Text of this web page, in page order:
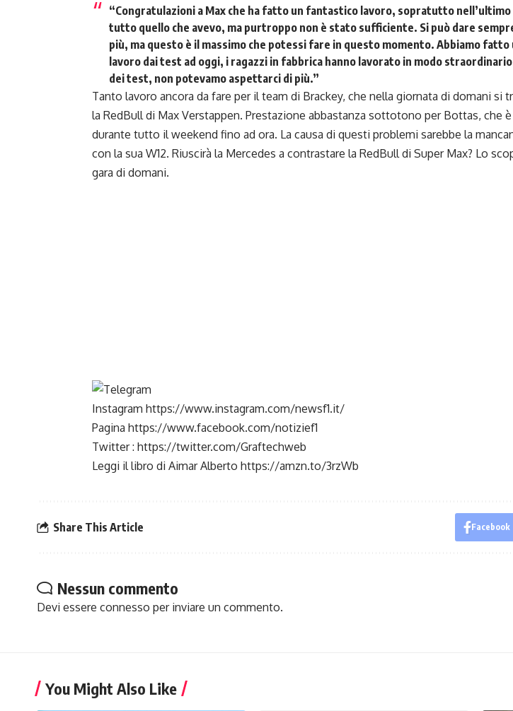
“Congratulazioni a Max che ha fatto un fantastico lavoro, sopratutto
tutto quello che avevo, ma purtroppo non è stato sufficiente. Si può dare
più, ma questo è il massimo che potessi fare in questo momento. Abbiamo
lavoro dai test ad oggi, i ragazzi in fabbrica hanno lavorato in modo
dei test, non potevamo aspettarci di più.”
Tanto lavoro ancora da fare per il team di Brackey, che nella giornata di domani si
la RedBull di Max Verstappen. Prestazione abbastanza sottotono per Bottas, che
durante tutto il weekend fino ad ora. La causa di questi problemi sarebbe la
con la sua W12. Riuscirà la Mercedes a contrastare la RedBull di Super Max? Lo
gara di domani.
Instagram https://www.instagram.com/newsf1.it/
Pagina https://www.facebook.com/notizief1
Twitter : https://twitter.com/Graftechweb
Leggi il libro di Aimar Alberto https://amzn.to/3rzWb
Share This Article Facebook
Nessun commento
Devi essere connesso per inviare un commento.
You Might Also Like